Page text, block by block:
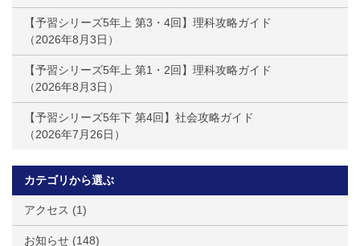
【予習シリーズ5年上 第3・4回】理科攻略ガイド
2026年8月3日
【予習シリーズ5年上 第1・2回】理科攻略ガイド
2026年8月3日
【予習シリーズ5年下 第4回】社会攻略ガイド
2026年7月26日
カテゴリから選ぶ
アクセス (1)
お知らせ (148)